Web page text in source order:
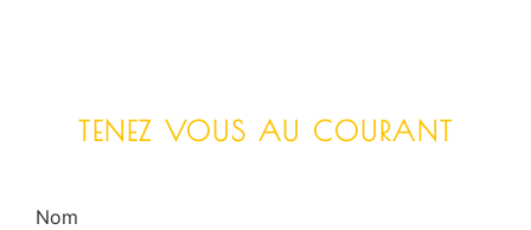
TENEZ VOUS AU COURANT
Nom